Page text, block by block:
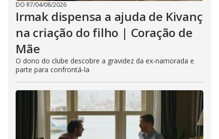
DO R7/04/08/2026
Irmak dispensa a ajuda de Kivanç
na criação do filho | Coração de
Mãe
O dono do clube descobre a gravidez da ex-namorada e
parte para confrontá-la